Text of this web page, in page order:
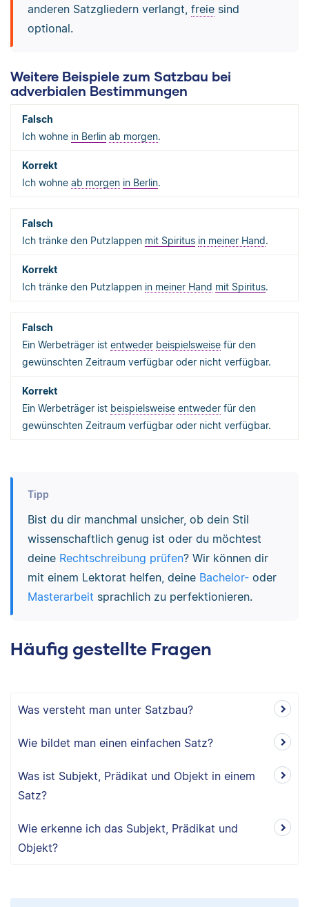
anderen Satzgliedern verlangt, freiesind
optional.
Weitere Beispiele zum Satzbau bei
adverbialen Bestimmungen
Ich wohne in Berlin ab morgen.
Ich wohne ab morgen in Berlin.
Ich tränke den Putzlappen mit Spiritus in meiner Hand.
Ich tränke den Putzlappen in meiner Hand mit Spiritus.
Ein Werbeträger ist entweder beispielsweise für den
gewünschten Zeitraum verfügbar oder nicht verfügbar.
Ein Werbeträger ist beispielsweise entweder für den
gewünschten Zeitraum verfügbar oder nicht verfügbar.
Tipp
Bist du dir manchmal unsicher, ob dein Stil
wissenschaftlich genug ist oder du möchtest
deine Rechtschreibung prüfen? Wir können dir
mit einem Lektorat helfen, deine Bachelor-oder
Masterarbeit sprachlich zu perfektionieren.
Häufig gestellte Fragen
Was versteht man unter Satzbau?
Wie bildet man einen einfachen Satz?
Was ist Subjekt, Prädikat und Objekt in einem
Satz?
Wie erkenne ich das Subjekt, Prädikat und
Objekt?